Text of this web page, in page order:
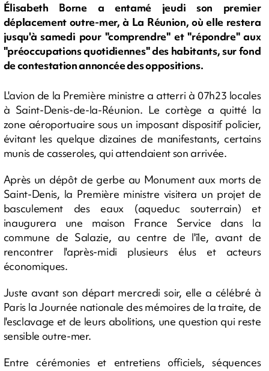
Élisabeth Borne a entamé jeudi son premier
déplacement outre-mer, à La Réunion, où elle restera
jusqu'à samedi pour "comprendre" et "répondre" aux
"préoccupations quotidiennes" des habitants, sur fond
de contestation annoncée des oppositions.
L'avion de la Première ministre a atterri à 07h23 locales
à Saint-Denis-de-la-Réunion. Le cortège a quitté la
zone aéroportuaire sous un imposant dispositif policier,
évitant les quelque dizaines de manifestants, certains
munis de casseroles, qui attendaient son arrivée.
Après un dépôt de gerbe au Monument aux morts de
Saint-Denis, la Première ministre visitera un projet de
basculement des eaux (aqueduc souterrain) et
inaugurera une maison France Service dans la
commune de Salazie, au centre de l'île, avant de
rencontrer l'après-midi plusieurs élus et acteurs
économiques.
Juste avant son départ mercredi soir, elle a célébré à
Paris la Journée nationale des mémoires de la traite, de
l'esclavage et de leurs abolitions, une question qui reste
sensible outre-mer.
Entre cérémonies et entretiens officiels, séquences